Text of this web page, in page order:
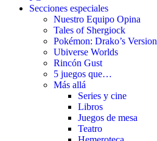
Secciones especiales
Nuestro Equipo Opina
Tales of Shergiock
Pokémon: Drako’s Version
Ubiverse Worlds
Rincón Gust
5 juegos que…
Más allá
Series y cine
Libros
Juegos de mesa
Teatro